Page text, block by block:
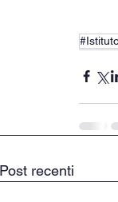
Post recenti